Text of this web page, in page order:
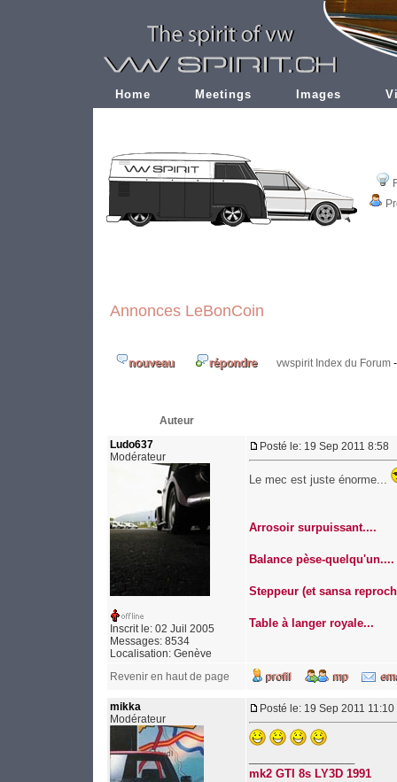
Home Meetings Images
Annonces LeBonCoin
vwspirit Index du Forum
Auteur
Ludo637
Modérateur
Inscrit le: 02 Juil 2005
Messages: 8534
Localisation: Genève
Posté le: 19 Sep 2011 8:58
Le mec est juste énorme...
Arrosoir surpuissant....
Balance pèse-quelqu'un....
Steppeur (et sansa
Table à langer royale...
Revenir en haut de page
mikka
Modérateur
Posté le: 19 Sep 2011 11:10
mk2 GTI 8s LY3D 1991